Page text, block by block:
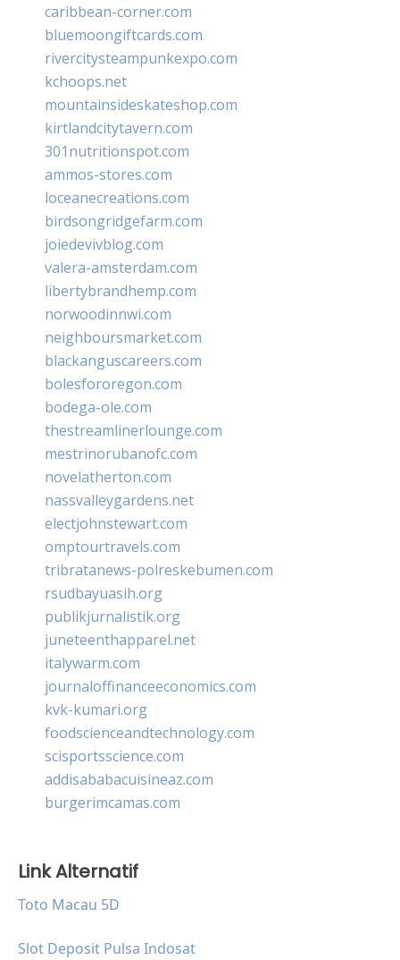
caribbean-corner.com
bluemoongiftcards.com
rivercitysteampunkexpo.com
kchoops.net
mountainsideskateshop.com
kirtlandcitytavern.com
301nutritionspot.com
ammos-stores.com
loceanecreations.com
birdsongridgefarm.com
joiedevivblog.com
valera-amsterdam.com
libertybrandhemp.com
norwoodinnwi.com
neighboursmarket.com
blackanguscareers.com
bolesfororegon.com
bodega-ole.com
thestreamlinerlounge.com
mestrinorubanofc.com
novelatherton.com
nassvalleygardens.net
electjohnstewart.com
omptourtravels.com
tribratanews-polreskebumen.com
rsudbayuasih.org
publikjurnalistik.org
juneteenthapparel.net
italywarm.com
journaloffinanceeconomics.com
kvk-kumari.org
foodscienceandtechnology.com
scisportsscience.com
addisababacuisineaz.com
burgerimcamas.com
Link Alternatif
Toto Macau 5D
Slot Deposit Pulsa Indosat